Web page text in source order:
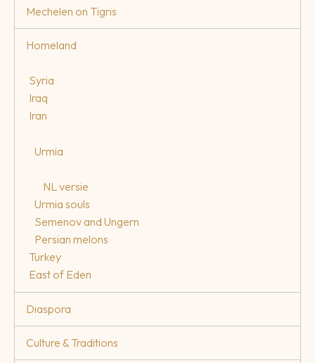
Mechelen on Tigris
Homeland
Syria
Iraq
Iran
Urmia
NL versie
Urmia souls
Semenov and Ungern
Persian melons
Turkey
East of Eden
Diaspora
Culture & Traditions